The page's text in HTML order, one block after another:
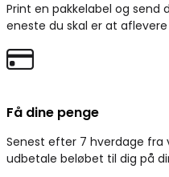
Print en pakkelabel og send
eneste du skal er at
Få dine penge
Senest efter 7 hverdage fra
udbetale beløbet til dig på